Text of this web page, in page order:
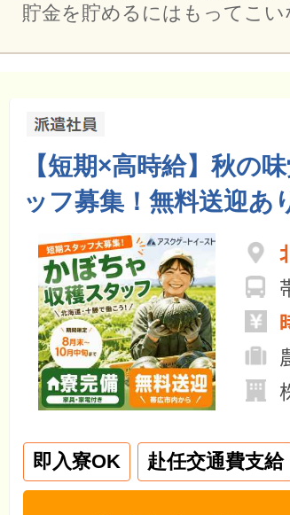
貯金を貯めるにはもってこ
【短期×高時給】秋の
ッフ募集！無料送迎あ
即入寮OK 赴任交通費支給